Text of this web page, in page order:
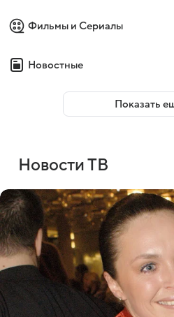
Фильмы и Сериалы
Новостные
Показать
Новости ТВ